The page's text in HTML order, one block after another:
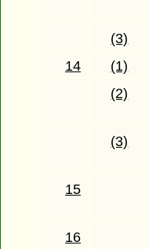
(3)
14
(1)
(2)
(3)
15
16